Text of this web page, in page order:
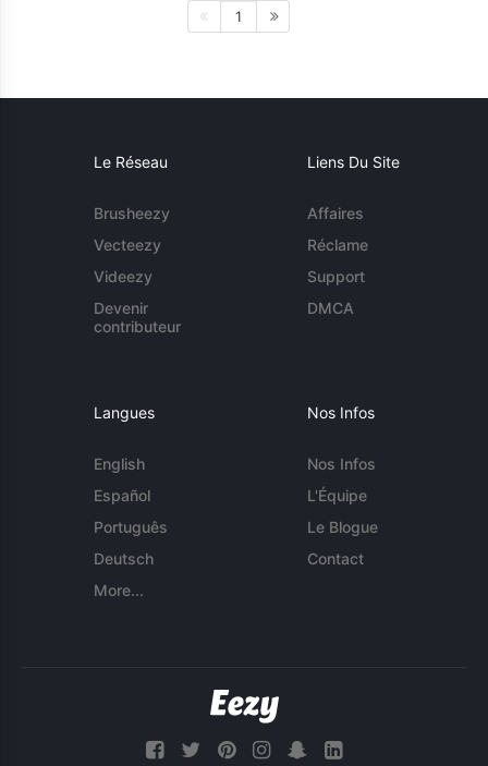
1
Le Réseau
Brusheezy
Vecteezy
Videezy
Devenir
contributeur
Liens Du Site
Affaires
Réclame
Support
DMCA
Langues
English
Español
Português
Deutsch
More...
Nos Infos
Nos Infos
L'Équipe
Le Blogue
Contact